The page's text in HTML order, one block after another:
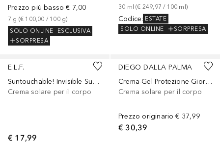
Prezzo più basso € 7,00
7 g (€ 100,00 / 100 g)
SOLO ONLINE
ESCLUSIVA
SORPRESA
30 ml (€ 249,97 / 100 ml)
Codice: ESTATE
SOLO ONLINE
SORPRESA
E.L.F.
Suntouchable! Invisible Sunscreen SPF 30
Crema solare per il corpo
€ 17,99
DIEGO DALLA PALMA
Crema-Gel Protezione Giornaliera SPF50
Crema solare per il corpo
Prezzo originario € 37,99
€ 30,39